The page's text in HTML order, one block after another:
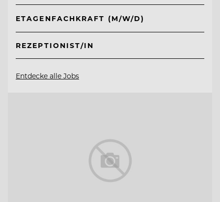
ETAGENFACHKRAFT (M/W/D)
REZEPTIONIST/IN
Entdecke alle Jobs